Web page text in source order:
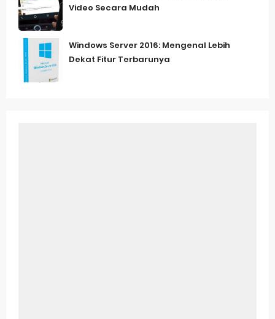
Video Secara Mudah
Windows Server 2016: Mengenal Lebih
Dekat Fitur Terbarunya